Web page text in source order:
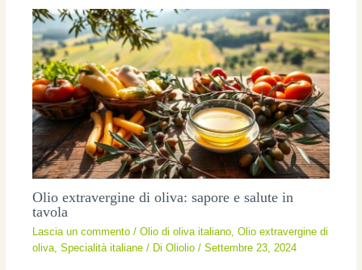
Olio extravergine di oliva: sapore e salute in
tavola
Lascia un commento /Olio di oliva italiano,Olio extravergine di
oliva,Specialità italiane / Di Oliolio/Settembre 23, 2024